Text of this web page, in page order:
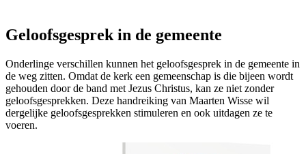
Geloofsgesprek in de gemeente
Onderlinge verschillen kunnen het geloofsgesprek in de gemeente in
de weg zitten. Omdat de kerk een gemeenschap is die bijeen wordt
gehouden door de band met Jezus Christus, kan ze niet zonder
geloofsgesprekken. Deze handreiking van Maarten Wisse wil
dergelijke geloofsgesprekken stimuleren en ook uitdagen ze te
voeren.